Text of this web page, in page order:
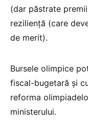
(dar păstrate
reziliență (care
de merit).
Bursele olimpice
fiscal-bugetară și
reforma
ministerului.